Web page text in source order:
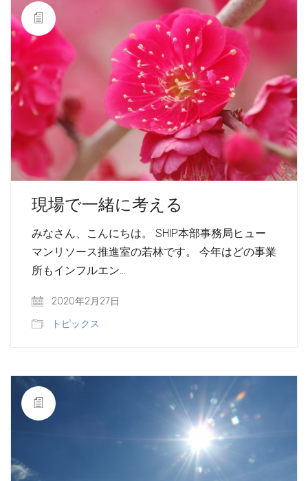
現場で一緒に考える
みなさん、こんにちは。 SHIP本部事務局ヒュー
マンリソース推進室の若林です。 今年はどの事業
所もインフルエン…
2020年2月27日
トピックス